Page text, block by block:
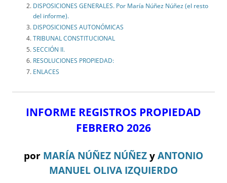
DISPOSICIONES GENERALES. Por María Núñez Núñez (el resto
del informe).
DISPOSICIONES AUTONÓMICAS
TRIBUNAL CONSTITUCIONAL
SECCIÓN II.
RESOLUCIONES PROPIEDAD:
ENLACES
INFORME REGISTROS PROPIEDAD
FEBRERO 2026
por MARÍA NÚÑEZ NÚÑEZ y ANTONIO
MANUEL OLIVA IZQUIERDO